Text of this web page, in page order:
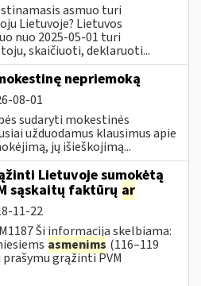
asmuo turi
Lietuvoje? Lietuvos
nuo 2025-05-01 turi
skaičiuoti, deklaruoti...
nepriemoką
08-01
sudaryti mokestinės
užduodamus klausimus apie
jų išieškojimą...
Lietuvoje sumokėtą
sąskaitų faktūrų ar
11-22
Ši informacija skelbiama:
asmenims (116–119
grąžinti PVM